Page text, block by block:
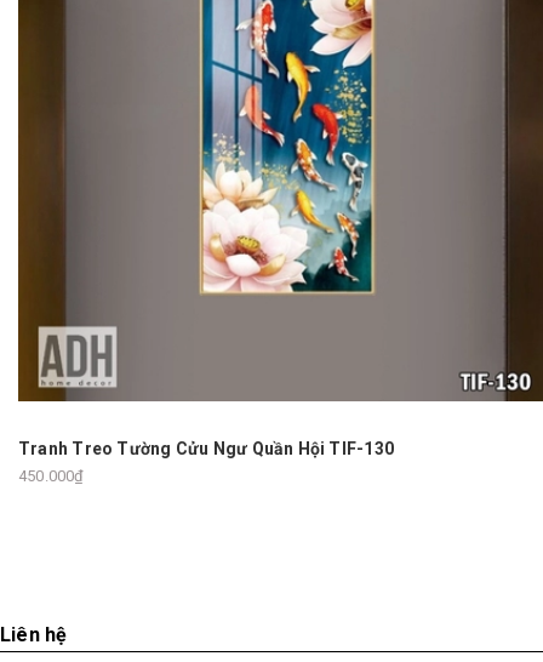
Tranh Treo Tường Cửu Ngư Quần Hội TIF-130
450.000₫
Liên hệ